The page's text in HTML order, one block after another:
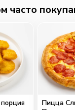
часто
Пицца